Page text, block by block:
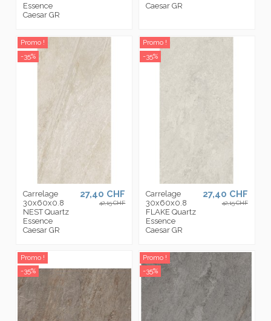
Essence
Caesar GR
Caesar GR
Promo !
-35%
Carrelage
30x60x0.8
NEST Quartz
Essence
Caesar GR
27,40 CHF
42,15 CHF
Promo !
-35%
Carrelage
30x60x0.8
FLAKE Quartz
Essence
Caesar GR
27,40 CHF
42,15 CHF
Promo !
-35%
Promo !
-35%